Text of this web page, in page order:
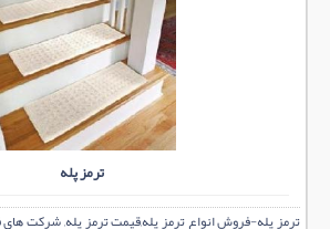
ترمز پله
ترمز پله-فروش انواع ترمز پله,قیمت ترمز پله, شرکت